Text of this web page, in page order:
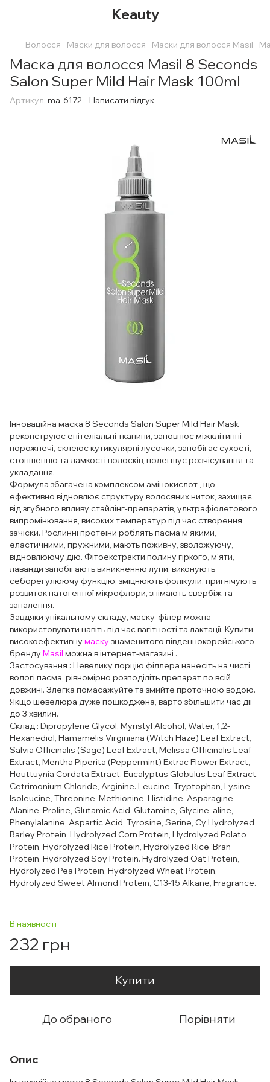
Keauty
Волосся Маски для волосся Маски для волосся Masil
Маска для волосся Masil 8 Seconds
Salon Super Mild Hair Mask 100ml
Артикул: ma-6172 Написати відгук
Інноваційна маска 8 Seconds Salon Super Mild Hair Mask
реконструює епітеліальні тканини, заповнює міжклітинні
порожнечі, склеює кутикулярні лусочки, запобігає сухості,
стоншенню та ламкості волосків, полегшує розчісування та
укладання.
Формула збагачена комплексом амінокислот , що
ефективно відновлює структуру волосяних ниток, захищає
від згубного впливу стайлінг-препаратів, ультрафіолетового
випромінювання, високих температур під час створення
зачіски. Рослинні протеїни роблять пасма м'якими,
еластичними, пружними, мають поживну, зволожуючу,
відновлюючу дію. Фітоекстракти полину гіркого, м'яти,
лаванди запобігають виникненню лупи, виконують
себорегулюючу функцію, зміцнюють фолікули, пригнічують
розвиток патогенної мікрофлори, знімають свербіж та
запалення.
Завдяки унікальному складу, маску-філер можна
використовувати навіть під час вагітності та лактації. Купити
високоефективну маску знаменитого південнокорейського
бренду Masil можна в інтернет-магазині .
Застосування : Невелику порцію філлера нанесіть на чисті,
вологі пасма, рівномірно розподіліть препарат по всій
довжині. Злегка помасажуйте та змийте проточною водою.
Якщо шевелюра дуже пошкоджена, варто збільшити час дії
до 3 хвилин.
Склад : Dipropylene Glycol, Myristyl Alcohol, Water, 1,2-
Hexanediol, Hamamelis Virginiana (Witch Haze) Leaf Extract,
Salvia Officinalis (Sage) Leaf Extract, Melissa Officinalis Leaf
Extract, Mentha Piperita (Peppermint) Extrac Flower Extract,
Houttuynia Cordata Extract, Eucalyptus Globulus Leaf Extract,
Cetrimonium Chloride, Arginine. Leucine, Tryptophan, Lysine,
Isoleucine, Threonine, Methionine, Histidine, Asparagine,
Alanine, Proline, Glutamic Acid, Glutamine, Glycine, aline,
Phenylalanine, Aspartic Acid, Tyrosine, Serine, Cy Hydrolyzed
Barley Protein, Hydrolyzed Corn Protein, Hydrolyzed Polato
Protein, Hydrolyzed Rice Protein, Hydrolyzed Rice 'Bran
Protein, Hydrolyzed Soy Protein. Hydrolyzed Oat Protein,
Hydrolyzed Pea Protein, Hydrolyzed Wheat Protein,
Hydrolyzed Sweet Almond Protein, C13-15 Alkane, Fragrance.
В наявності
232 грн
Купити
До обраного Порівняти
Опис